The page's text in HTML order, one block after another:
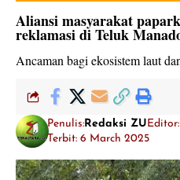
Aliansi masyarakat
reklamasi di Teluk
Ancaman bagi ekosistem laut
Penulis:Redaksi ZUEditor:
Terbit: 6 March 2025